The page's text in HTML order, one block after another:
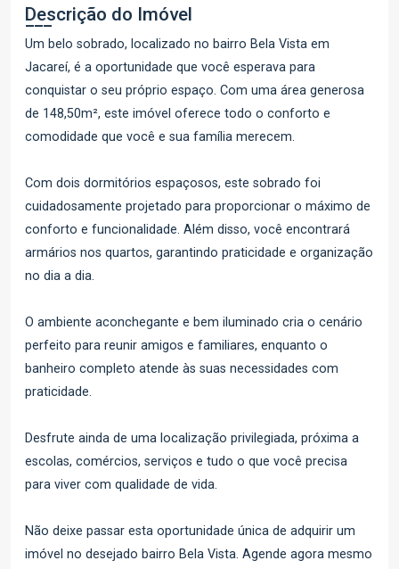
Descrição do Imóvel
Um belo sobrado, localizado no bairro Bela Vista em
Jacareí, é a oportunidade que você esperava para
conquistar o seu próprio espaço. Com uma área generosa
de 148,50m², este imóvel oferece todo o conforto e
comodidade que você e sua família merecem.
Com dois dormitórios espaçosos, este sobrado foi
cuidadosamente projetado para proporcionar o máximo de
conforto e funcionalidade. Além disso, você encontrará
armários nos quartos, garantindo praticidade e organização
no dia a dia.
O ambiente aconchegante e bem iluminado cria o cenário
perfeito para reunir amigos e familiares, enquanto o
banheiro completo atende às suas necessidades com
praticidade.
Desfrute ainda de uma localização privilegiada, próxima a
escolas, comércios, serviços e tudo o que você precisa
para viver com qualidade de vida.
Não deixe passar esta oportunidade única de adquirir um
imóvel no desejado bairro Bela Vista. Agende agora mesmo